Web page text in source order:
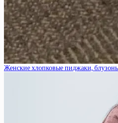
Женские хлопковые пиджаки,